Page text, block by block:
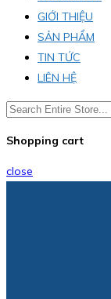
GIỚI THIỆU
SẢN PHẨM
TIN TỨC
LIÊN HỆ
Shopping cart
close